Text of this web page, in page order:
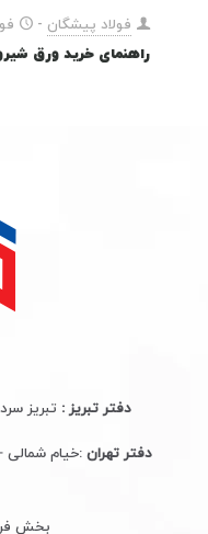
فولاد پیشگان -
راهنمای خرید ورق
دفتر تبریز : تبریز
دفتر تهران :خیام شمالی
بخش